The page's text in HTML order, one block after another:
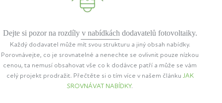
Dejte si pozor na rozdíly v nabídkách dodavatelů fotovoltaiky.
Každý dodavatel může mít svou strukturu a jiný obsah nabídky.
Porovnávejte, co je srovnatelné a nenechte se ovlivnit pouze nízkou
cenou, ta nemusí obsahovat vše co k dodávce patří a může se vám
celý projekt prodražit. Přečtěte si o tím více v našem článku JAK
SROVNÁVAT NABÍDKY.